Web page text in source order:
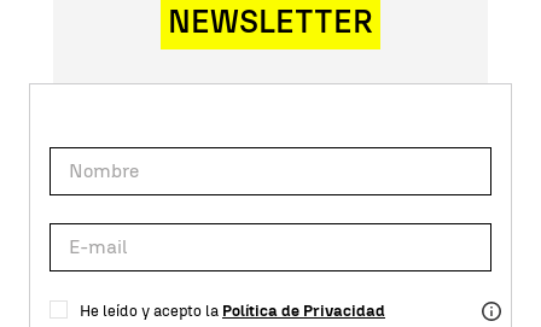
NEWSLETTER
He leído y acepto la Política de Privacidad